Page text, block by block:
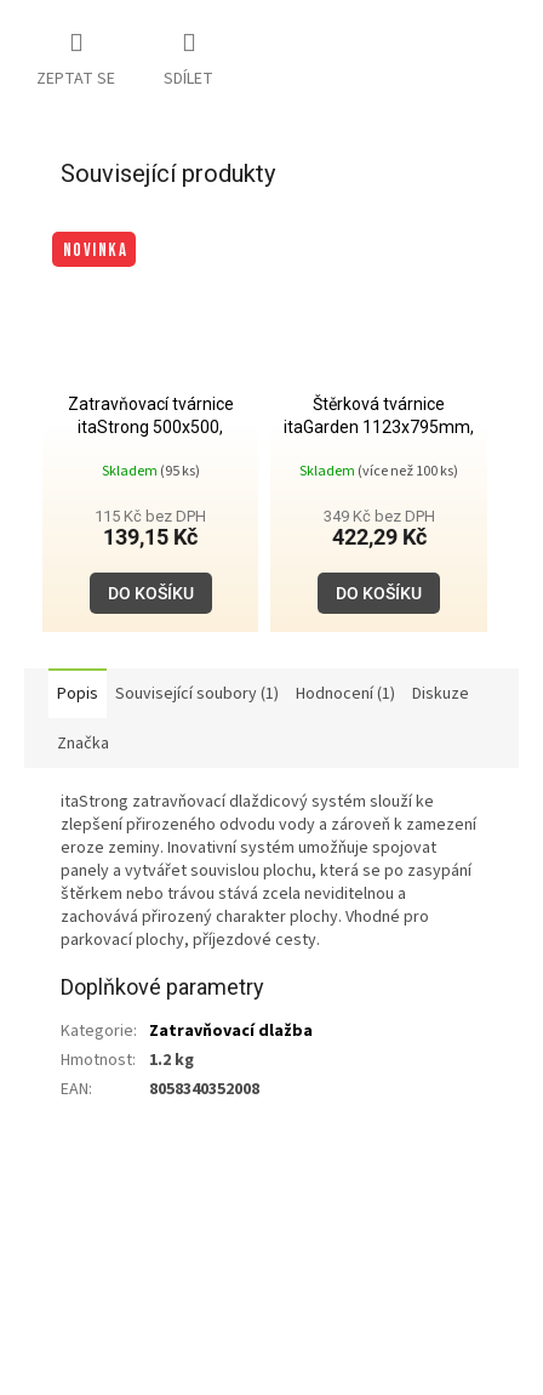
ZEPTAT SE SDÍLET
Související produkty
NOVINKA
Zatravňovací tvárnice
itaStrong 500x500,
Skladem (95 ks)
115 Kč bez DPH
139,15 Kč
DO KOŠÍKU
Štěrková tvárnice
itaGarden 1123x795mm,
Skladem (více než 100 ks)
349 Kč bez DPH
422,29 Kč
DO KOŠÍKU
Popis Související soubory (1) Hodnocení (1) Diskuze
Značka
itaStrong zatravňovací dlaždicový systém slouží ke
zlepšení přirozeného odvodu vody a zároveň k zamezení
eroze zeminy. Inovativní systém umožňuje spojovat
panely a vytvářet souvislou plochu, která se po zasypání
štěrkem nebo trávou stává zcela neviditelnou a
zachovává přirozený charakter plochy. Vhodné pro
parkovací plochy, příjezdové cesty.
Doplňkové parametry
Kategorie: Zatravňovací dlažba
Hmotnost:
1.2 kg
EAN: 8058340352008